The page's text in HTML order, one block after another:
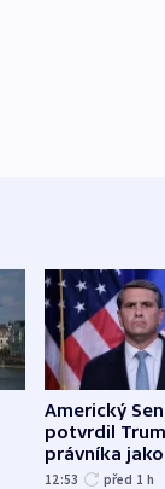
Americký
potvrdil
právníka jako
ministra
12:53 před 1 h